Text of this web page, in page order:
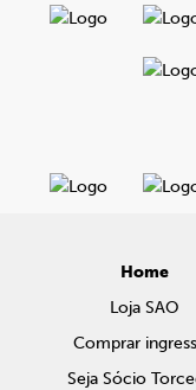
Home
Loja SAO
Comprar
Seja Sócio